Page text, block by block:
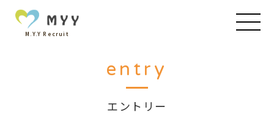
M.Y.Y Recruit
entry
エントリー